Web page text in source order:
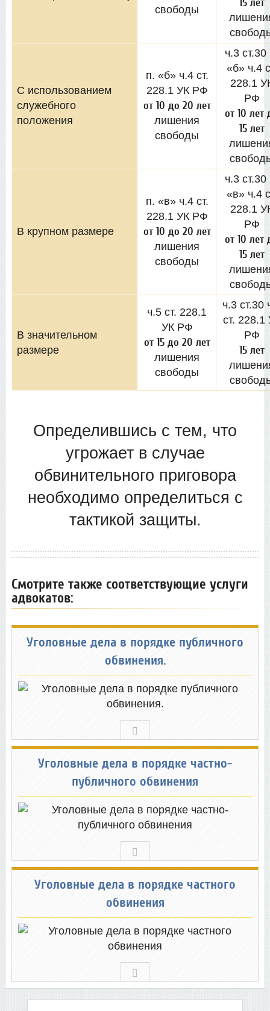
свободы
15 лет
С использованием
служебного
положения
п. «б» ч.4 ст.
228.1 УК РФ
от 10 до 20 лет
лишения
свободы
ч.3 ст.30
«б» ч.4
228.1
РФ
от 10 лет
15 лет
В крупном размере
п. «в» ч.4 ст.
228.1 УК РФ
от 10 до 20 лет
лишения
свободы
ч.3 ст.30
«в» ч.4
228.1
РФ
от 10 лет
15 лет
В значительном
размере
ч.5 ст. 228.1
УК РФ
от 15 до 20 лет
лишения
свободы
ч.3 ст.30
ст. 228.1
РФ
15 лет
Определившись с тем, что
угрожает в случае
обвинительного приговора
необходимо определиться с
тактикой защиты.
Смотрите также соответствующие услуги
адвокатов:
Уголовные дела в порядке публичного
обвинения.
Уголовные дела в порядке частно-
публичного обвинения
Уголовные дела в порядке частного
обвинения